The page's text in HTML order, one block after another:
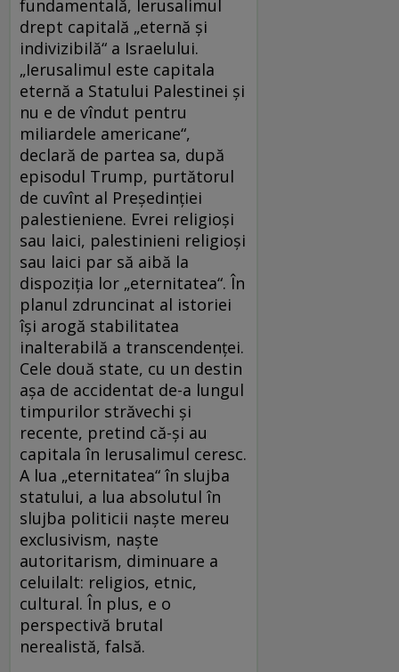
fundamentală, Ierusalimul
drept capitală „eternă şi
indivizibilă“ a Israelului.
„Ierusalimul este capitala
eternă a Statului Palestinei şi
nu e de vîndut pentru
miliardele americane“,
declară de partea sa, după
episodul Trump, purtătorul
de cuvînt al Preşedinţiei
palestieniene. Evrei religioşi
sau laici, palestinieni religioşi
sau laici par să aibă la
dispoziţia lor „eternitatea“. În
planul zdruncinat al istoriei
îşi arogă stabilitatea
inalterabilă a transcendenţei.
Cele două state, cu un destin
aşa de accidentat de-a lungul
timpurilor străvechi şi
recente, pretind că-şi au
capitala în Ierusalimul ceresc.
A lua „eternitatea“ în slujba
statului, a lua absolutul în
slujba politicii naşte mereu
exclusivism, naşte
autoritarism, diminuare a
celuilalt: religios, etnic,
cultural. În plus, e o
perspectivă brutal
nerealistă, falsă.